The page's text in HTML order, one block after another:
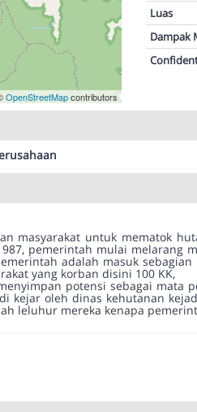
OpenStreetMapcontributors
Luas
Dampak
masyarakat untuk mematok
pemerintah mulai melarang
adalah masuk
yang korban disini 100 KK,
potensi sebagai mata
kejar oleh dinas kehutanan
leluhur mereka kenapa